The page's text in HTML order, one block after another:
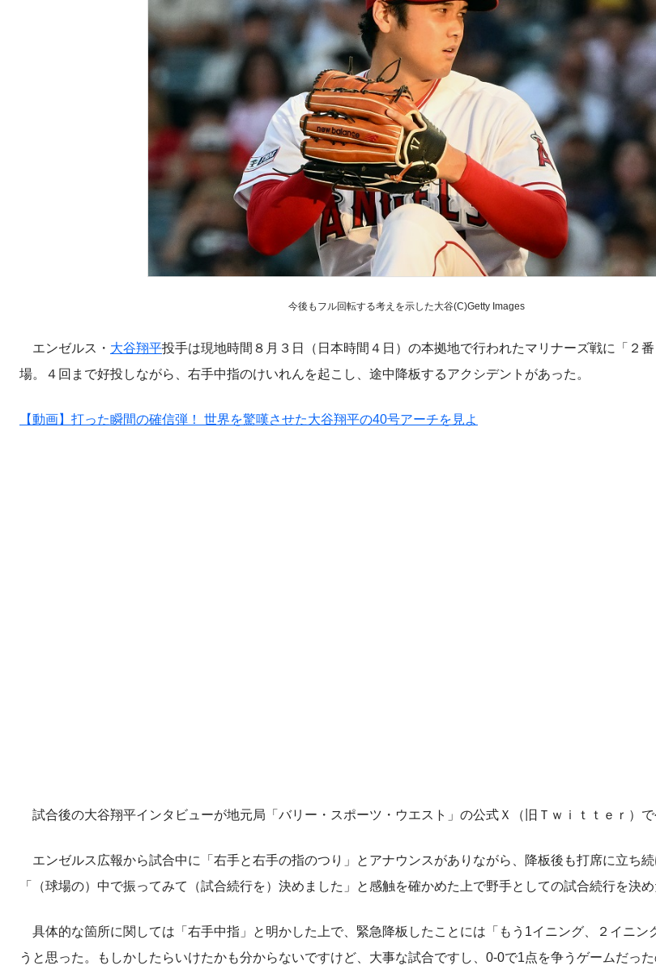
今後もフル回転する考えを示した大谷(C)Getty Images
エンゼルス・ 大谷翔平投手は現地時間８月３日（日本時間４日）の本拠地で行われたマリナーズ戦に「２
場。４回まで好投しながら、右手中指のけいれんを起こし、途中降板するアクシデントがあった。
【動画】打った瞬間の確信弾！ 世界を驚嘆させた大谷翔平の40号アーチを見よ
試合後の大谷翔平インタビューが地元局「バリー・スポーツ・ウエスト」の公式Ｘ（旧Ｔｗｉｔｔｅｒ）で
エンゼルス広報から試合中に「右手と右手の指のつり」とアナウンスがありながら、降板後も打席に立ち
「（球場の）中で振ってみて（試合続行を）決めました」と感触を確かめた上で野手としての試合続行を決め
具体的な箇所に関しては「右手中指」と明かした上で、緊急降板したことには「もう1イニング、２イニン
うと思った。もしかしたらいけたかも分からないですけど、大事な試合ですし、0-0で1点を争うゲームだっ